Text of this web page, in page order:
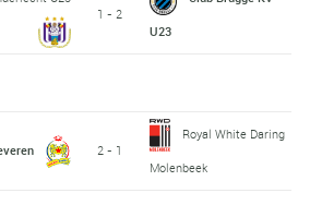
1 - 2
U23
2 - 1
Royal White Daring
Molenbeek